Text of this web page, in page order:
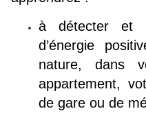
à détecter et
d’énergie
nature, dans
appartement,
de gare ou de